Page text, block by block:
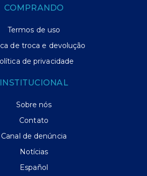
COMPRANDO
Termos de uso
de troca e devolução
de privacidade
INSTITUCIONAL
Sobre nós
Contato
Canal de denúncia
Notícias
Español